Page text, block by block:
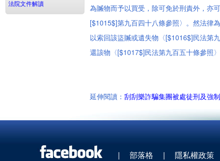
法院文件解讀
為贓物而予以買受，除可免於刑責外，亦
[$1015$]第九百四十八條參照〉。然法律
以索回該盜贓或遺失物〈[$1016$]民法第
還該物〈[$1017$]民法第九百五十條參照
延伸閱讀： 刮刮樂詐騙集團被處徒刑及強
| 部落格 | 隱私權政策